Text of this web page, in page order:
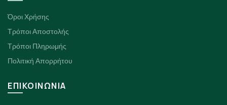
Όροι Χρήσης
Τρόποι Αποστολής
Τρόποι Πληρωμής
Πολιτική Απορρήτου
ΕΠΙΚΟΙΝΩΝΙΑ